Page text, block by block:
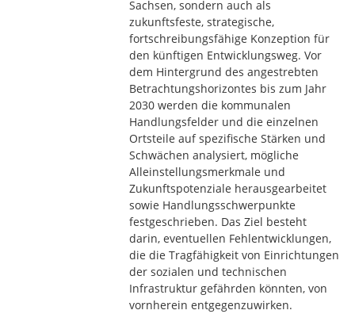
Sachsen, sondern auch als
zukunftsfeste, strategische,
fortschreibungsfähige Konzeption für
den künftigen Entwicklungsweg. Vor
dem Hintergrund des angestrebten
Betrachtungshorizontes bis zum Jahr
2030 werden die kommunalen
Handlungsfelder und die einzelnen
Ortsteile auf spezifische Stärken und
Schwächen analysiert, mögliche
Alleinstellungsmerkmale und
Zukunftspotenziale herausgearbeitet
sowie Handlungsschwerpunkte
festgeschrieben. Das Ziel besteht
darin, eventuellen Fehlentwicklungen,
die die Tragfähigkeit von Einrichtungen
der sozialen und technischen
Infrastruktur gefährden könnten, von
vornherein entgegenzuwirken.